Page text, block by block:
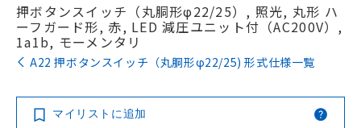
押ボタンスイッチ（丸胴形φ22/25）, 照光, 丸形 ハ
ーフガード形, 赤, LED 減圧ユニット付（AC200V）,
1a1b, モーメンタリ
A22 押ボタンスイッチ（丸胴形φ22/25) 形式仕様一覧
マイリストに追加